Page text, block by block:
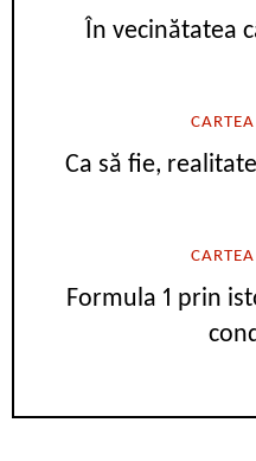
În vecinătatea
Ca să fie,
Formula 1 prin